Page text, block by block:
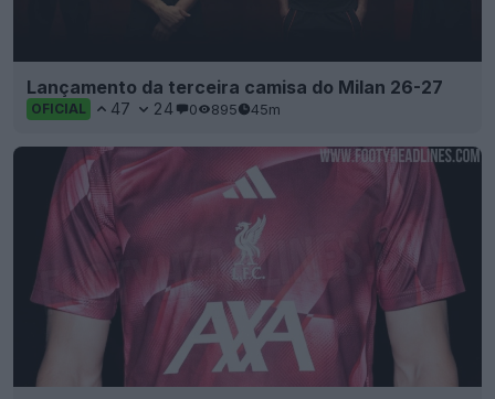
Lançamento da terceira camisa do Milan 26-27
OFICIAL 47 24 0 895 45m